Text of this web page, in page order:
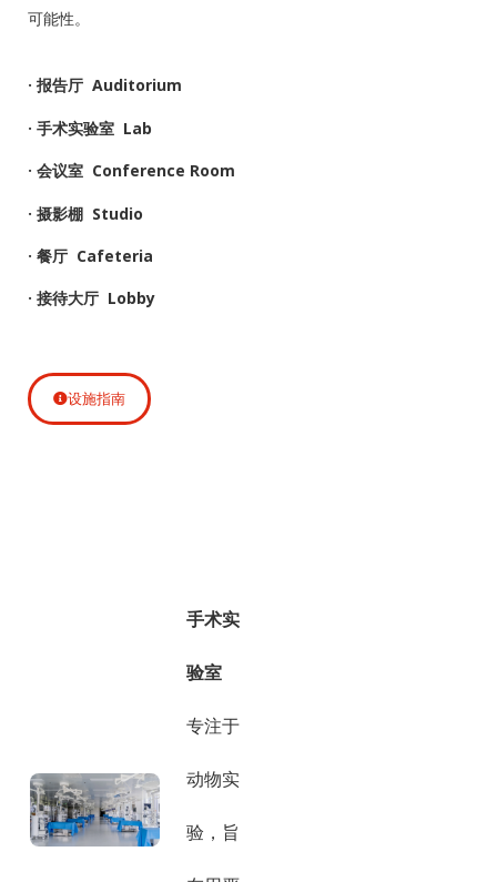
可能性。
· 报告厅 Auditorium
· 手术实验室 Lab
· 会议室 Conference Room
· 摄影棚 Studio
· 餐厅 Cafeteria
· 接待大厅 Lobby
设施指南
手术实
验室
专注于
动物实
验，旨